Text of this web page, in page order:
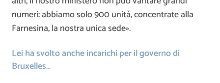
numeri: abbiamo solo 900 unità, concentrate alla
Farnesina, la nostra unica sede».
Lei ha svolto anche incarichi per il governo di
Bruxelles…